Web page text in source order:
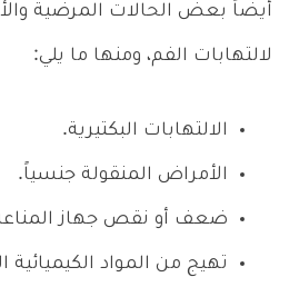
أيضاً بعض الحالات المرضية
لالتهابات الفم، ومنها ما يلي:
الالتهابات البكتيرية.
الأمراض المنقولة جنسياً.
ضعف أو نقص جهاز
تهيج من المواد الكيميائية